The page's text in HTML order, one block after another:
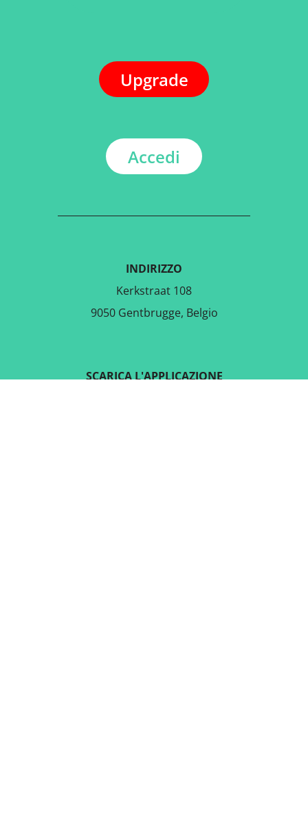
Upgrade
Accedi
INDIRIZZO
Kerkstraat 108
9050 Gentbrugge, Belgio
SCARICA L'APPLICAZIONE